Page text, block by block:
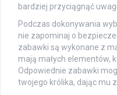
bardziej przyciągnąć
Podczas dokonywania
nie zapominaj o
zabawki są wykonane z
mają małych elementów,
Odpowiednie zabawki
twojego królika, dając mu